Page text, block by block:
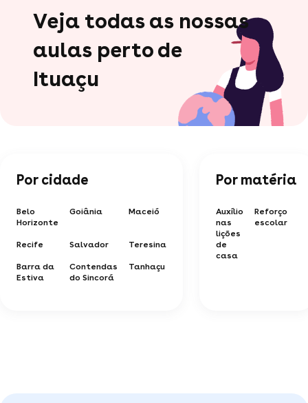
Veja todas as nossas
aulas perto de
Ituaçu
Por cidade
Belo
Horizonte
Goiânia Maceió
Recife Salvador Teresina
Barra da
Estiva
Contendas
do Sincorá
Tanhaçu
Por matéria
Auxílio
nas
lições
de
casa
Reforço
escolar